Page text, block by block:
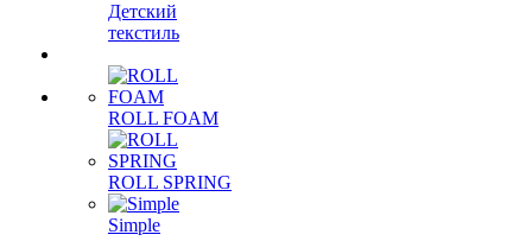
Детский
текстиль
ROLL FOAM
ROLL SPRING
Simple